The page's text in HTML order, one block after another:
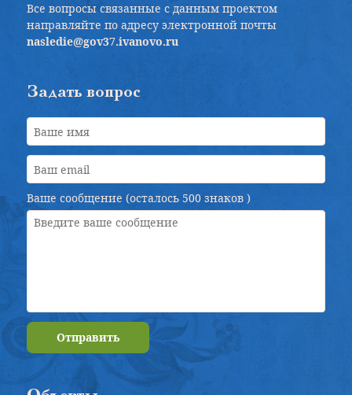
Все вопросы связанные с данным проектом
направляйте по адресу электронной почты
nasledie@gov37.ivanovo.ru
Задать вопрос
Ваше сообщение (осталось 500 знаков )
Отправить